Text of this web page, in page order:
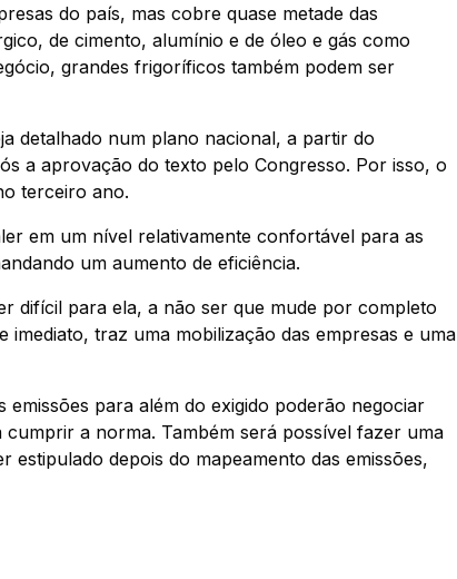
do país, mas cobre quase metade das
de cimento, alumínio e de óleo e gás como
grandes frigoríficos também podem ser
detalhado num plano nacional, a partir do
a aprovação do texto pelo Congresso. Por isso, o
terceiro ano.
em um nível relativamente confortável para as
um aumento de eficiência.
difícil para ela, a não ser que mude por completo
traz uma mobilização das empresas e uma
para além do exigido poderão negociar
a norma. Também será possível fazer uma
estipulado depois do mapeamento das emissões,